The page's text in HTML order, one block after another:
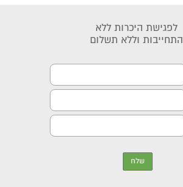
לפגישת היכרות ללא
התחייבות וללא תשלום